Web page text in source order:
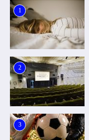
1
2
3